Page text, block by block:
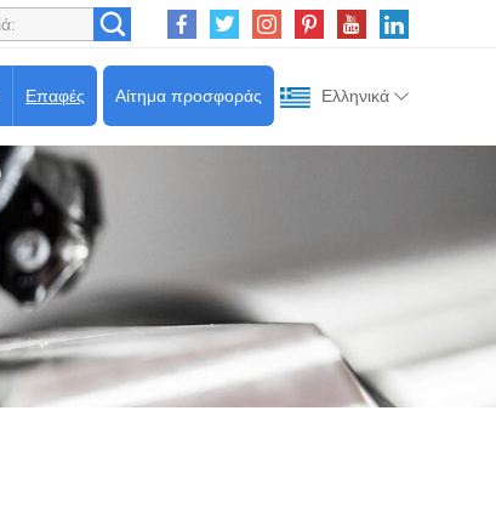
Ελληνικά
Αίτημα προσφοράς
Επαφές